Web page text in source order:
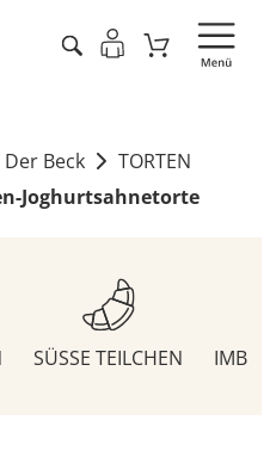
Der Beck
TORTEN
Joghurtsahnetorte
SÜSSE TEILCHEN